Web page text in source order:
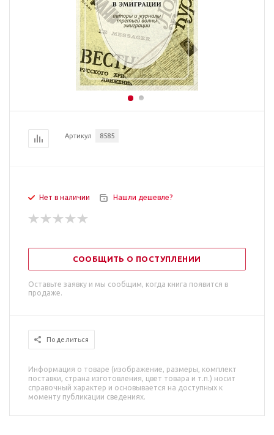
Артикул 8585
Нет в наличии Нашли дешевле?
СООБЩИТЬ О ПОСТУПЛЕНИИ
Оставьте заявку и мы сообщим, когда книга появится в
продаже.
Поделиться
Информация о товаре (изображение, размеры, комплект
поставки, страна изготовления, цвет товара и т.п.) носит
справочный характер и основывается на доступных к
моменту публикации сведениях.